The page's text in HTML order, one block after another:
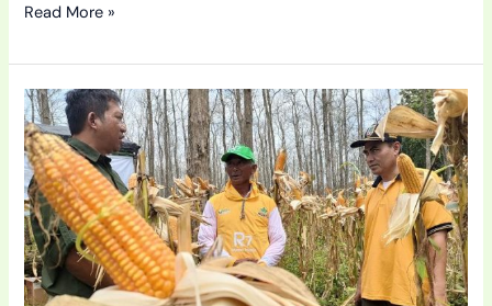
Read More »
Panen
Raya
Sale:
Bulai
Mengintai,
R7
Jagoannya